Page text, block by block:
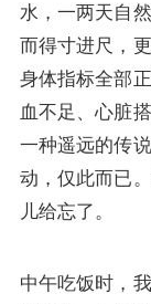
水，一两天自
而得寸进尺，
身体指标全部
血不足、心脏
一种遥远的传
动，仅此而已
儿给忘了。
中午吃饭时，